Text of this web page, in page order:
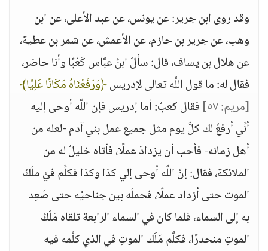
وقد روى ابن جرير: عن يونس، عن عبد الأعلى، عن ابن
وهب، عن جرير بن حازم، عن الأعمش، عن شمر بن عطية،
عن هلال بن يساف، قال: سألَ ابنُ عبَّاس كَعْبًا وأنا حاضر،
فقال له: ما قول اللَّه تعالى لإدريس﴿وَرَفَعْنَاهُ مَكَانًا عَلِيًّا﴾
[مريم: ٥٧]
فقال كعبٌ: أما إدريس فإن اللَّه أوحى إليه
أنِّي أرفعُ لك كلَّ يوم مثل جميع عمل بني آدم -لعله من
أهل زمانه- فأحب أن يزدادَ عملًا، فأتاه خليلٌ له من
الملائكة، فقال: إنَّ اللَّه أوحى إلي كذا وكذا فكلِّم فيَّ ملَكُ
الموت حتى أزداد عملًا، فحملَه بين جناحيْه حتى صَعِد
به إلى السماء، فلما كان في السماء الرابعة تلقاه مَلَكُ
الموتِ منحدرًا، فكلَّم مَلَك الموتِ في الذي كلَّمه فيه